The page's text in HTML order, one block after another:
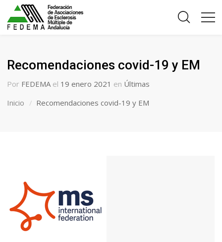
Recomendaciones covid-19 y EM
Por FEDEMA el 19 enero 2021 en Últimas
Inicio
Recomendaciones covid-19 y EM